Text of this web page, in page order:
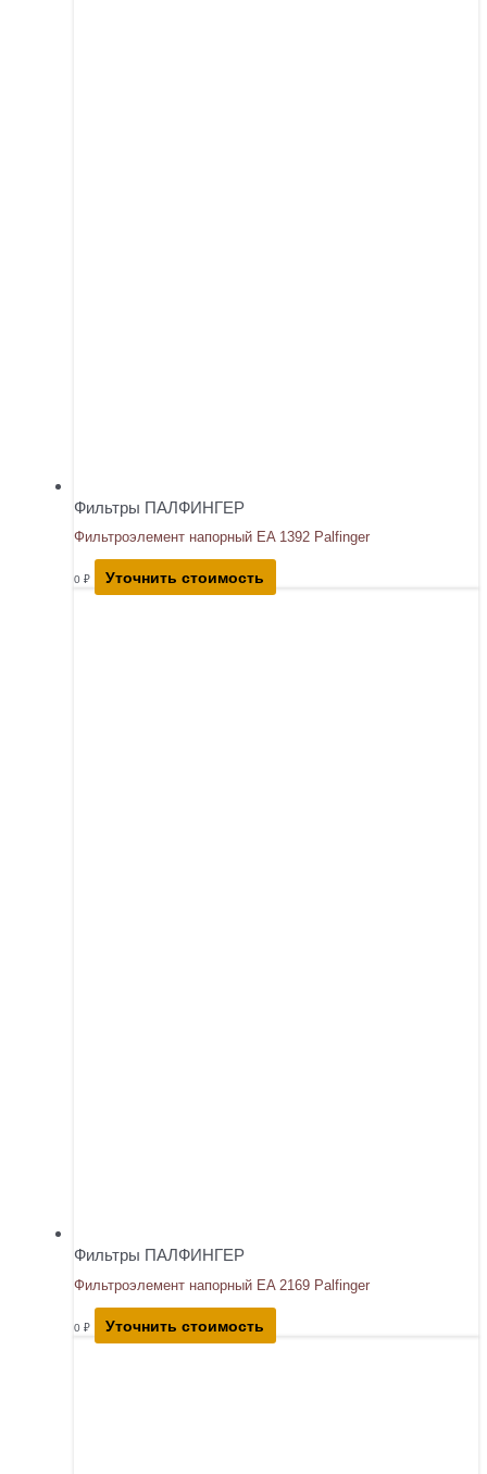
Фильтры ПАЛФИНГЕР
Фильтроэлемент напорный EA 1392 Palfinger
0 ₽ Уточнить стоимость
Фильтры ПАЛФИНГЕР
Фильтроэлемент напорный EA 2169 Palfinger
0 ₽ Уточнить стоимость